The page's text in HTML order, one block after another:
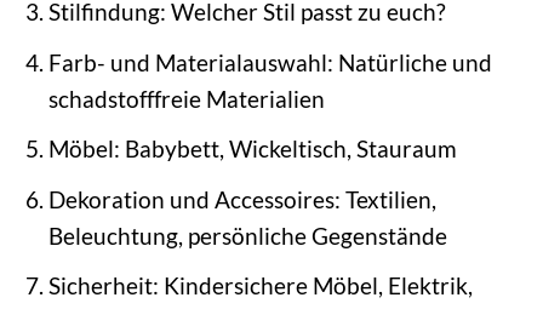
Stilfindung: Welcher Stil passt zu euch?
Farb- und Materialauswahl: Natürliche und
schadstofffreie Materialien
Möbel: Babybett, Wickeltisch, Stauraum
Dekoration und Accessoires: Textilien,
Beleuchtung, persönliche Gegenstände
Sicherheit: Kindersichere Möbel, Elektrik,